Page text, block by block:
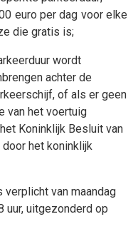
euro per dag voor elke
die gratis is;
wordt
achter de
of als er geen
van het voertuig
Koninklijk Besluit van
het koninklijk
van maandag
uur, uitgezonderd op